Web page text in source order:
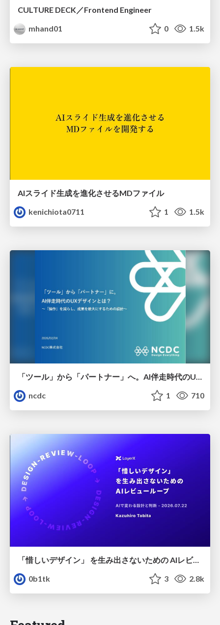
CULTURE DECK／Frontend Engineer
mhand01
0 1.5k
AIスライド生成を進化させるMDファイル
kenichiota0711
1 1.5k
ncdc
1 710
「惜しいデザイン」 を生み出さないための AIレビューループ
0b1tk
3 2.8k